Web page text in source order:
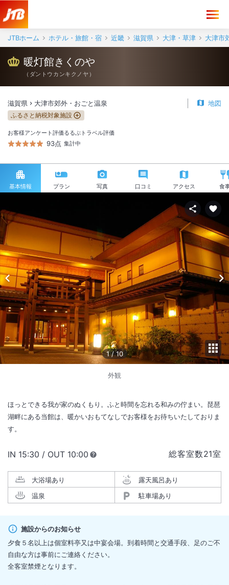
JTBホーム ホテル・旅館・宿 近畿 滋賀県 大津・草津 大津市
暖灯館きくのや
（ ダントウカンキクノヤ ）
滋賀県 大津市郊外・おごと温泉 地図
ふるさと納税対象施設
お客様アンケート評価
93点
るるぶトラベル評価
集計中
基本情報 プラン 写真 口コミ アクセス 食
1 /10
外観
ほっとできる我が家のぬくもり。ふと時間を忘れる和みの佇まい。琵琶
湖畔にある当館は、暖かいおもてなしでお客様をお待ちいたしておりま
す。
総客室数21室
IN チェックイン
15:30 / OUT チェックアウト
10:00
大浴場あり
露天風呂あり
温泉
駐車場あり
施設からのお知らせ
夕食５名以上は個室料亭又は中宴会場。到着時間と交通手段、足のご不
自由な方は事前にご連絡ください。
全客室禁煙となります。